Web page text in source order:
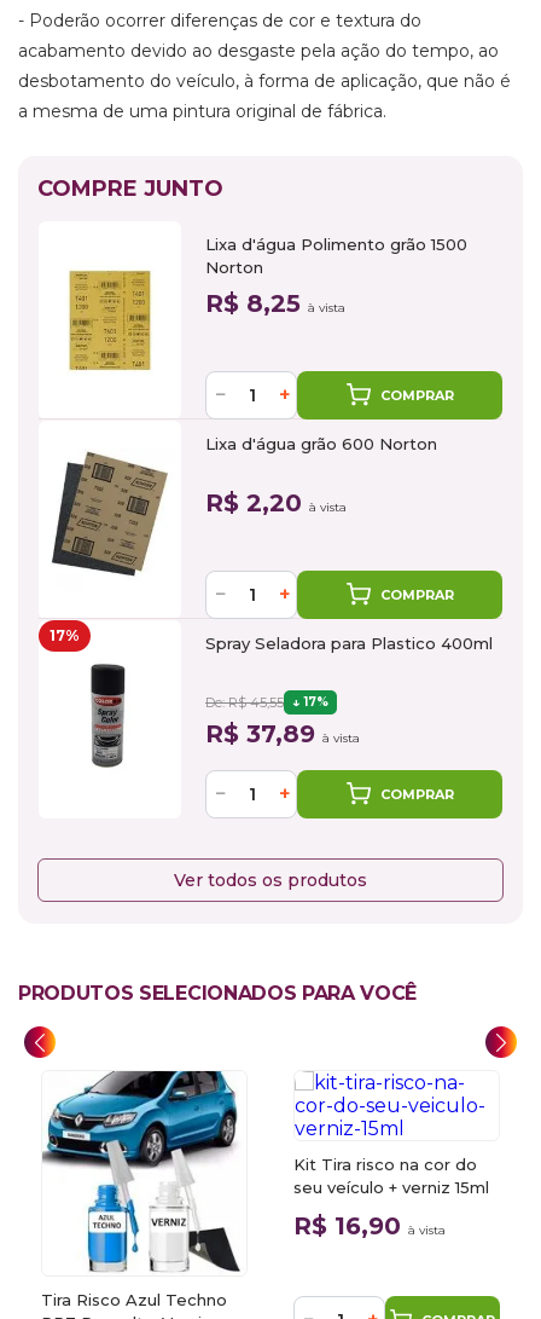
- Poderão ocorrer diferenças de cor e textura do
acabamento devido ao desgaste pela ação do tempo, ao
desbotamento do veículo, à forma de aplicação, que não é
a mesma de uma pintura original de fábrica.
COMPRE JUNTO
Lixa d'água Polimento grão 1500
Norton
R$ 8,25 à vista
− + COMPRAR
Lixa d'água grão 600 Norton
R$ 2,20 à vista
− + COMPRAR
17% Spray Seladora para Plastico 400ml
De: R$ 45,55 17%
R$ 37,89 à vista
− + COMPRAR
Ver todos os produtos
PRODUTOS SELECIONADOS PARA VOCÊ
Tira Risco Azul Techno
Kit Tira risco na cor do
seu veículo + verniz 15ml
R$ 16,90 à vista